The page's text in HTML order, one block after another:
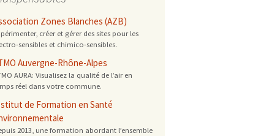
Zones Blanches (AZB)
créer et gérer des sites pour les
sensibles et chimico-sensibles.
Auvergne-Rhône-Alpes
AURA: Visualisez la qualité de l’air en
réel dans votre commune.
de Formation en Santé
2013, une formation abordant l’ensemble